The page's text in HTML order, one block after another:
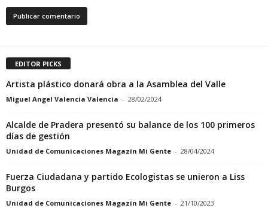
EDITOR PICKS
Artista plástico donará obra a la Asamblea del Valle
Miguel Angel Valencia Valencia - 28/02/2024
Alcalde de Pradera presentó su balance de los 100 primeros
días de gestión
Unidad de Comunicaciones Magazín Mi Gente - 28/04/2024
Fuerza Ciudadana y partido Ecologistas se unieron a Liss
Burgos
Unidad de Comunicaciones Magazín Mi Gente - 21/10/2023